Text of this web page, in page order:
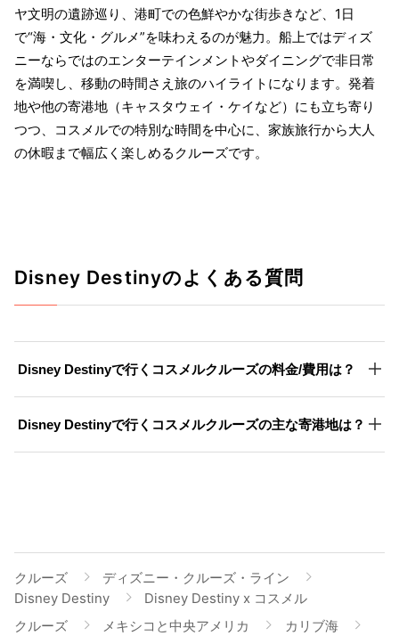
ヤ文明の遺跡巡り、港町での色鮮やかな街歩きなど、1日
で“海・文化・グルメ”を味わえるのが魅力。船上ではディズ
ニーならではのエンターテインメントやダイニングで非日常
を満喫し、移動の時間さえ旅のハイライトになります。発着
地や他の寄港地（キャスタウェイ・ケイなど）にも立ち寄り
つつ、コスメルでの特別な時間を中心に、家族旅行から大人
の休暇まで幅広く楽しめるクルーズです。
Disney Destinyのよくある質問
Disney Destinyで行くコスメルクルーズの料金/費用は？
Disney Destinyで行くコスメルクルーズの主な寄港地は？
クルーズ
ディズニー・クルーズ・ライン
Disney Destiny
Disney Destiny x コスメル
クルーズ
メキシコと中央アメリカ
カリブ海